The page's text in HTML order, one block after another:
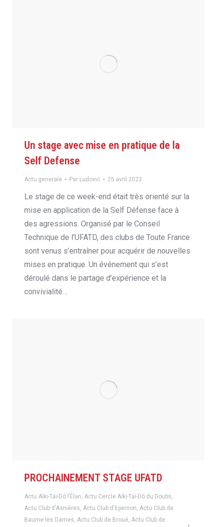
Un stage avec mise en pratique de la
Self Defense
Actu generale Par Ludovic 25 avril 2023
Le stage de ce week-end était très orienté sur la
mise en application de la Self Défense face à
des agressions. Organisé par le Conseil
Technique de l’UFATD, des clubs de Toute France
sont venus s’entraîner pour acquérir de nouvelles
mises en pratique. Un événement qui s’est
déroulé dans le partage d’expérience et la
convivialité…
PROCHAINEMENT STAGE UFATD
Actu Aïki-Taï-Dô l’Élan Actu Cercle Aïki-Taï-Dô du Doubs
Actu Club d'Asnières Actu Club d'Epernon Actu Club de
Baume les Dames Actu Club de Broué Actu Club de